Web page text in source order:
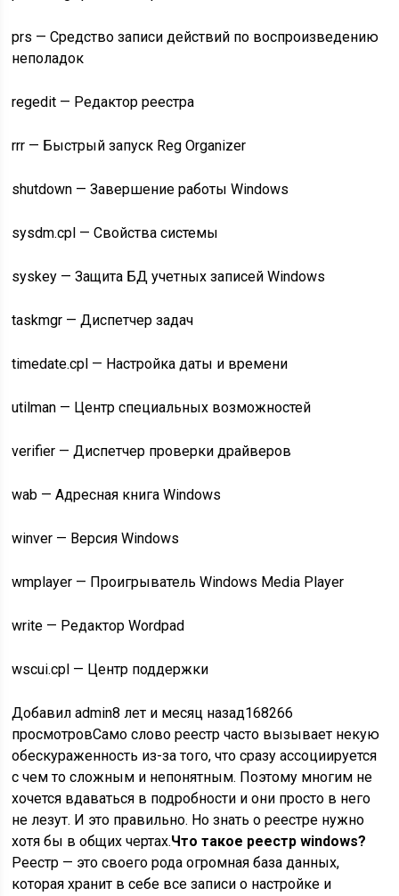
prs — Средство записи действий по воспроизведению
неполадок
regedit — Редактор реестра
rrr — Быстрый запуск Reg Organizer
shutdown — Завершение работы Windows
sysdm.cpl — Свойства системы
syskey — Защита БД учетных записей Windows
taskmgr — Диспетчер задач
timedate.cpl — Настройка даты и времени
utilman — Центр специальных возможностей
verifier — Диспетчер проверки драйверов
wab — Адресная книга Windows
winver — Версия Windows
wmplayer — Проигрыватель Windows Media Player
write — Редактор Wordpad
wscui.cpl — Центр поддержки
Добавил admin8 лет и месяц назад168266
просмотровСамо словореестр часто вызывает некую
обескураженность из-за того, что сразу ассоциируется
с чем то сложным и непонятным. Поэтому многим не
хочется вдаваться в подробности и они просто в него
не лезут. И это правильно. Но знать о реестре нужно
хотя бы в общих чертах.Что такое реестр windows?
Реестр — это своего рода огромная база данных,
которая хранит в себе все записи о настройке и